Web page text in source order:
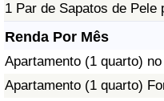
1 Par de Sapatos de Pele
Renda Por Mês
Apartamento (1 quarto)
Apartamento (1 quarto)